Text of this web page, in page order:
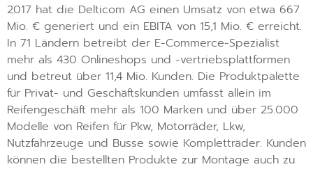
2017 hat die Delticom AG einen Umsatz von etwa 667
Mio. € generiert und ein EBITA von 15,1 Mio. € erreicht.
In 71 Ländern betreibt der E-Commerce-Spezialist
mehr als 430 Onlineshops und -vertriebsplattformen
und betreut über 11,4 Mio. Kunden. Die Produktpalette
für Privat- und Geschäftskunden umfasst allein im
Reifengeschäft mehr als 100 Marken und über 25.000
Modelle von Reifen für Pkw, Motorräder, Lkw,
Nutzfahrzeuge und Busse sowie Kompletträder. Kunden
können die bestellten Produkte zur Montage auch zu